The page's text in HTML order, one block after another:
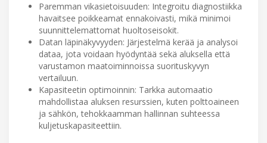
Paremman vikasietoisuuden: Integroitu diagnostiikka
havaitsee poikkeamat ennakoivasti, mikä minimoi
suunnittelemattomat huoltoseisokit.
Datan läpinäkyvyyden: Järjestelmä kerää ja analysoi
dataa, jota voidaan hyödyntää sekä aluksella että
varustamon maatoiminnoissa suorituskyvyn
vertailuun.
Kapasiteetin optimoinnin: Tarkka automaatio
mahdollistaa aluksen resurssien, kuten polttoaineen
ja sähkön, tehokkaamman hallinnan suhteessa
kuljetuskapasiteettiin.